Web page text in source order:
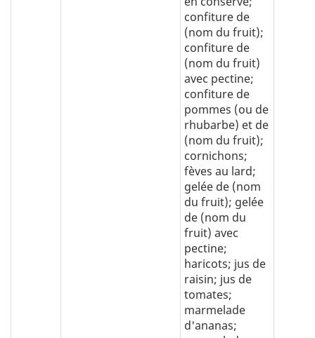
confiture de
(nom du fruit);
confiture de
(nom du fruit)
avec pectine;
confiture de
pommes (ou de
rhubarbe) et de
(nom du fruit);
cornichons;
fèves au lard;
gelée de (nom
du fruit); gelée
de (nom du
fruit) avec
pectine;
haricots; jus de
raisin; jus de
tomates;
marmelade
d'ananas;